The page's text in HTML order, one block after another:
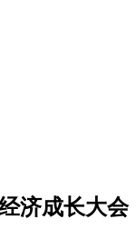
济成长大会